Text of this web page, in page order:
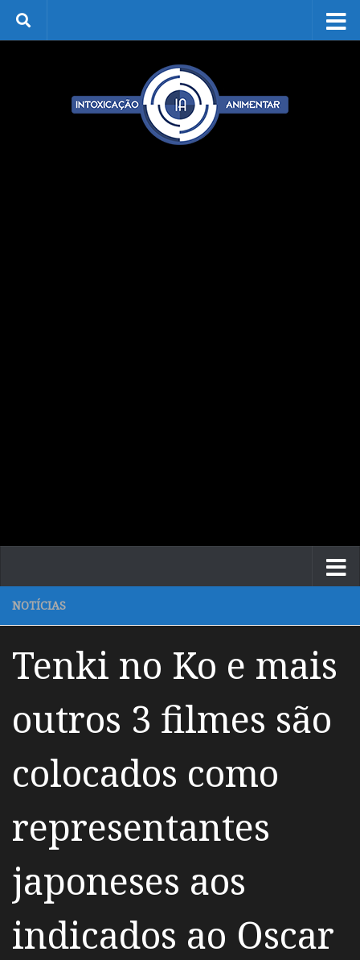
Skip to content
NOTÍCIAS
Tenki no Ko e mais
outros 3 filmes são
colocados como
representantes
japoneses aos
indicados ao Oscar